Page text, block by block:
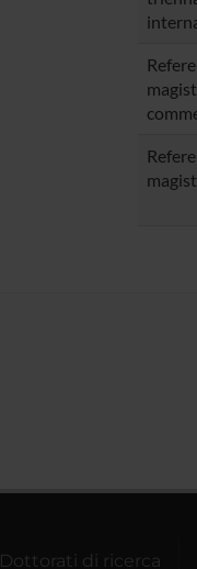
Dottorati di ricerca